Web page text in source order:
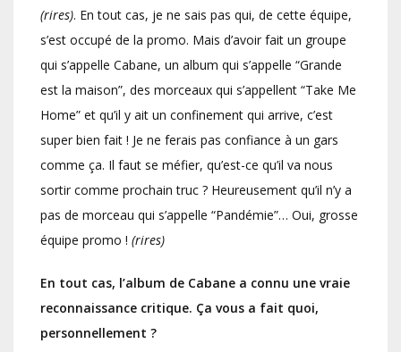
(rires). En tout cas, je ne sais pas qui, de cette équipe,
s’est occupé de la promo. Mais d’avoir fait un groupe
qui s’appelle Cabane, un album qui s’appelle “Grande
est la maison”, des morceaux qui s’appellent “Take Me
Home” et qu’il y ait un confinement qui arrive, c’est
super bien fait ! Je ne ferais pas confiance à un gars
comme ça. Il faut se méfier, qu’est-ce qu’il va nous
sortir comme prochain truc ? Heureusement qu’il n’y a
pas de morceau qui s’appelle “Pandémie”… Oui, grosse
équipe promo ! (rires)
En tout cas, l’album de Cabane a connu une vraie
reconnaissance critique. Ça vous a fait quoi,
personnellement ?